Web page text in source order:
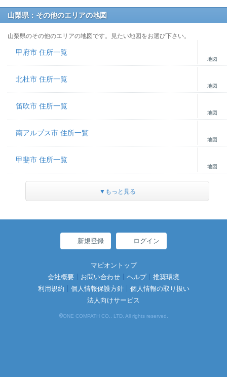
山梨県：その他のエリアの地図
山梨県のその他のエリアの地図です。見たい地図をお選び下さい。
甲府市 住所一覧
地図
北杜市 住所一覧
地図
笛吹市 住所一覧
地図
南アルプス市 住所一覧
地図
甲斐市 住所一覧
地図
▼もっと見る
新規登録 ログイン
マピオントップ
会社概要
お問い合わせ ヘルプ
推奨環境
利用規約
個人情報保護方針
個人情報の取り扱い
法人向けサービス
©ONE COMPATH CO., LTD. All rights reserved.